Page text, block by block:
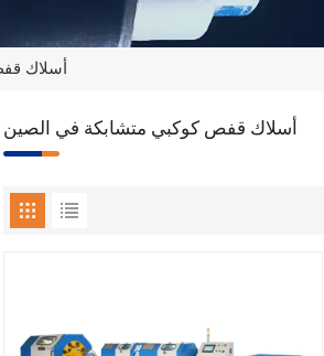
أسلاك
أسلاك قفص كوكبي متشابكة في الصين